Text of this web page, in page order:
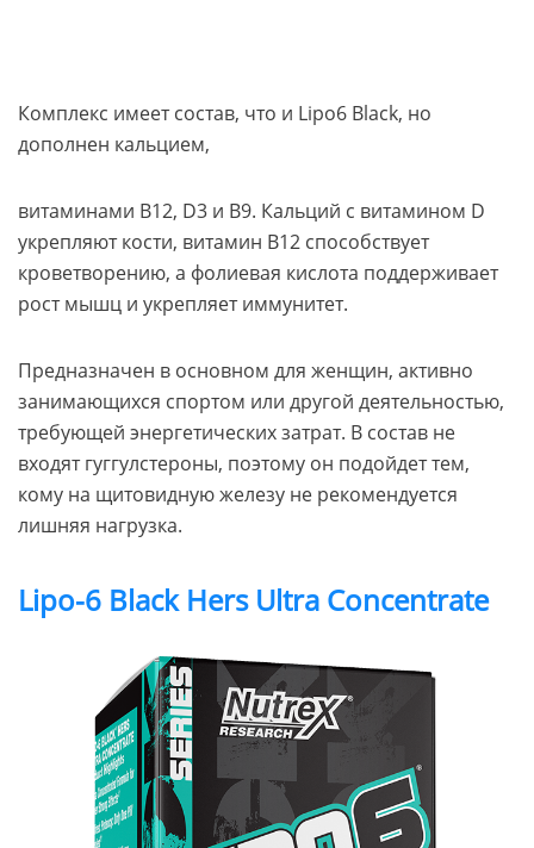
Комплекс имеет состав, что и Lipo6 Black, но
дополнен кальцием,
витаминами В12, D3 и В9. Кальций с витамином D
укрепляют кости, витамин В12 способствует
кроветворению, а фолиевая кислота поддерживает
рост мышц и укрепляет иммунитет.
Предназначен в основном для женщин, активно
занимающихся спортом или другой деятельностью,
требующей энергетических затрат. В состав не
входят гуггулстероны, поэтому он подойдет тем,
кому на щитовидную железу не рекомендуется
лишняя нагрузка.
Lipo-6 Black Hers Ultra Concentrate